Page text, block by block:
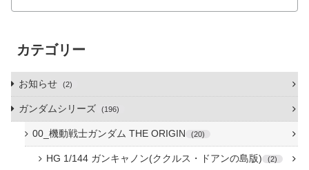
カテゴリー
お知らせ 2
ガンダムシリーズ 196
00_機動戦士ガンダム THE ORIGIN 20
HG 1/144 ガンキャノン(ククルス・ドアンの島版) 2